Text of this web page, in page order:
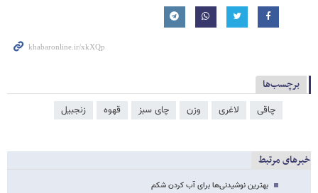
برچسب‌ها
چاقی لاغری وزن چای سبز قهوه زنجبیل
خبرهای مرتبط
بهترین نوشیدنی‌ها برای آب کردن شکم